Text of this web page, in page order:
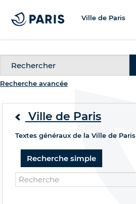
Ville de Paris
Recherche avancée
Ville de Paris
Textes généraux de la Ville de Paris
Recherche simple